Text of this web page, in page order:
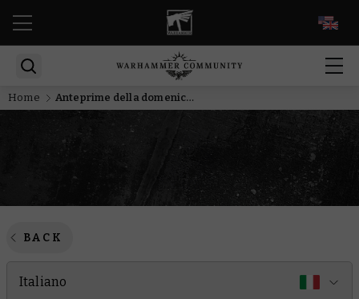
Home Anteprime della domenica: Huron Blackheart salpa dal Maelstrom
BACK
Italiano